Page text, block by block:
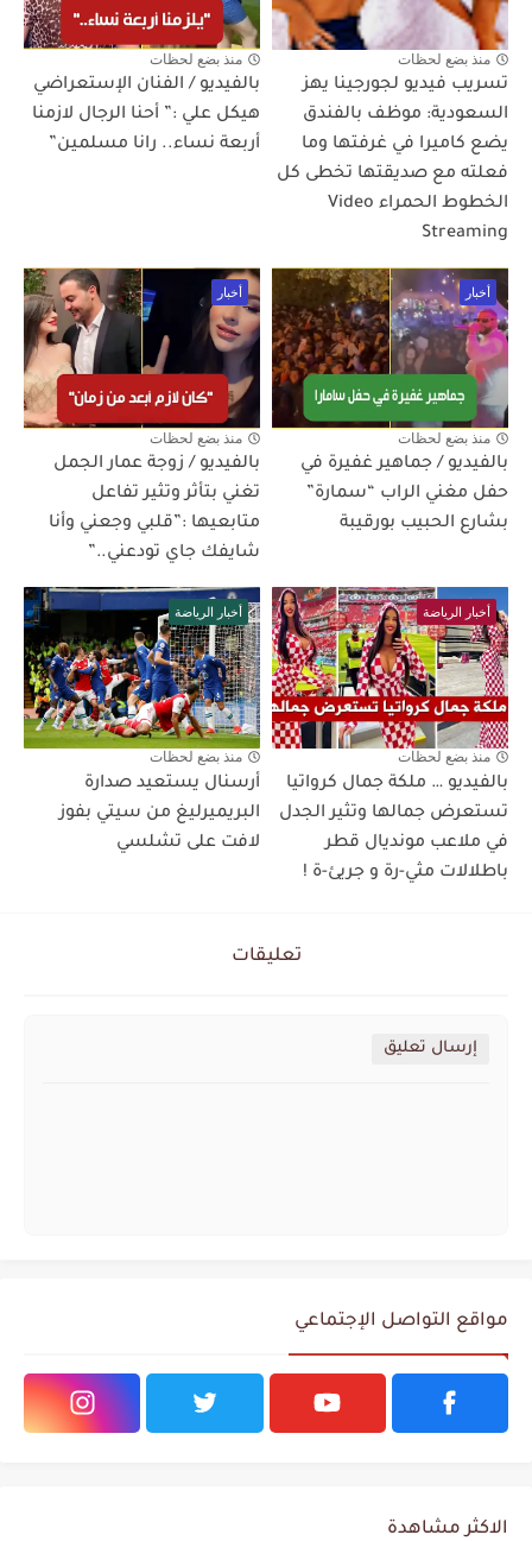
منذ بضع لحظات
تسريب فيديو لجورجينا يهز
السعودية: موظف بالفندق
يضع كاميرا في غرفتها وما
فعلته مع صديقتها تخطى كل
الخطوط الحمراء Video
Streaming
منذ بضع لحظات
بالفيديو / الفنان الإستعراضي
هيكل علي :” أحنا الرجال لازمنا
أربعة نساء.. رانا مسلمين”
أخبار
منذ بضع لحظات
بالفيديو / جماهير غفيرة في
حفل مغني الراب “سمارة”
بشارع الحبيب بورقيبة
أخبار
منذ بضع لحظات
بالفيديو / زوجة عمار الجمل
تغني بتأثر وتثير تفاعل
متابعيها :”قلبي وجعني وأنا
شايفك جاي تودعني..”
أخبار الرياضة
منذ بضع لحظات
بالفيديو … ملكة جمال كرواتيا
تستعرض جمالها وتثير الجدل
في ملاعب مونديال قطر
باطلالات مثي-رة و جريئ-ة !
أخبار الرياضة
منذ بضع لحظات
أرسنال يستعيد صدارة
البريميرليغ من سيتي بفوز
لافت على تشلسي
تعليقات
إرسال تعليق
مواقع التواصل الإجتماعي
الاكثر مشاهدة